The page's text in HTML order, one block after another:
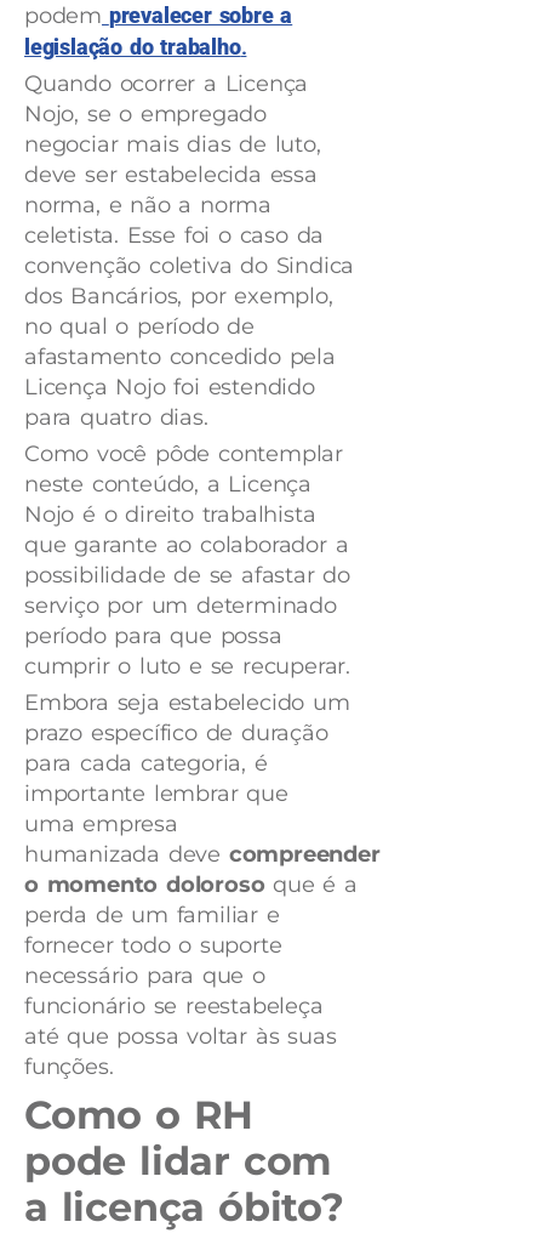
podem prevalecer sobre a
legislação do trabalho.
Quando ocorrer a Licença
Nojo, se o empregado
negociar mais dias de luto,
deve ser estabelecida essa
norma, e não a norma
celetista. Esse foi o caso da
convenção coletiva do Sindica
dos Bancários, por exemplo,
no qual o período de
afastamento concedido pela
Licença Nojo foi estendido
para quatro dias.
Como você pôde contemplar
neste conteúdo, a Licença
Nojo é o direito trabalhista
que garante ao colaborador a
possibilidade de se afastar do
serviço por um determinado
período para que possa
cumprir o luto e se recuperar.
Embora seja estabelecido um
prazo específico de duração
para cada categoria, é
importante lembrar que
uma empresa
humanizada deve compreender
o momento doloroso que é a
perda de um familiar e
fornecer todo o suporte
necessário para que o
funcionário se reestabeleça
até que possa voltar às suas
funções.
Como o RH
pode lidar com
a licença óbito?